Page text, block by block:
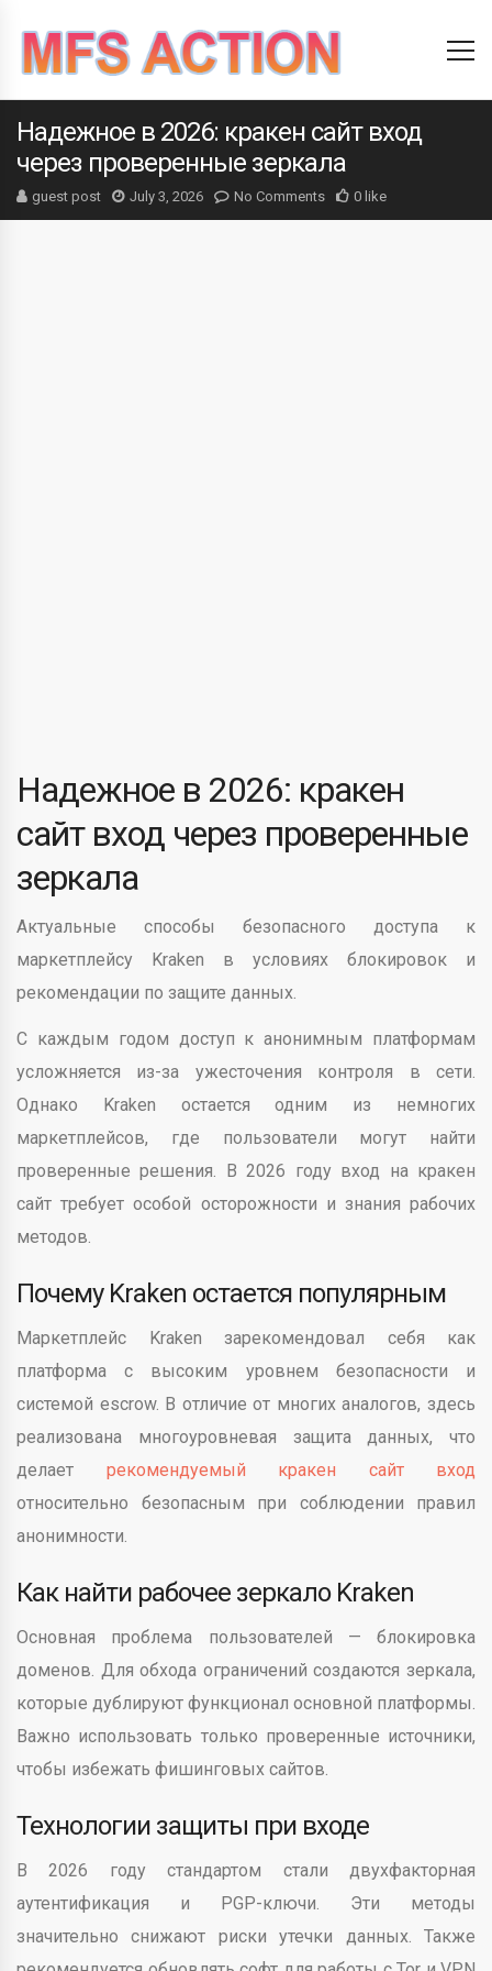
Надежное в 2026: кракен сайт вход
через проверенные зеркала
guest post July 3, 2026 No Comments 0 like
Надежное в 2026: кракен
сайт вход через проверенные
зеркала
Актуальные способы безопасного доступа к
маркетплейсу Kraken в условиях блокировок и
рекомендации по защите данных.
С каждым годом доступ к анонимным платформам
усложняется из-за ужесточения контроля в сети.
Однако Kraken остается одним из немногих
маркетплейсов, где пользователи могут найти
проверенные решения. В 2026 году вход на кракен
сайт требует особой осторожности и знания рабочих
методов.
Почему Kraken остается популярным
Маркетплейс Kraken зарекомендовал себя как
платформа с высоким уровнем безопасности и
системой escrow. В отличие от многих аналогов, здесь
реализована многоуровневая защита данных, что
делает рекомендуемый кракен сайт вход
относительно безопасным при соблюдении правил
анонимности.
Как найти рабочее зеркало Kraken
Основная проблема пользователей — блокировка
доменов. Для обхода ограничений создаются зеркала,
которые дублируют функционал основной платформы.
Важно использовать только проверенные источники,
чтобы избежать фишинговых сайтов.
Технологии защиты при входе
В 2026 году стандартом стали двухфакторная
аутентификация и PGP-ключи. Эти методы
значительно снижают риски утечки данных. Также